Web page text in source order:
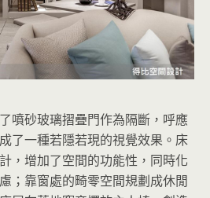
噴砂玻璃摺疊門作為隔斷，呼應
了一種若隱若現的視覺效果。床
，增加了空間的功能性，同時化
；靠窗處的畸零空間規劃成休閒